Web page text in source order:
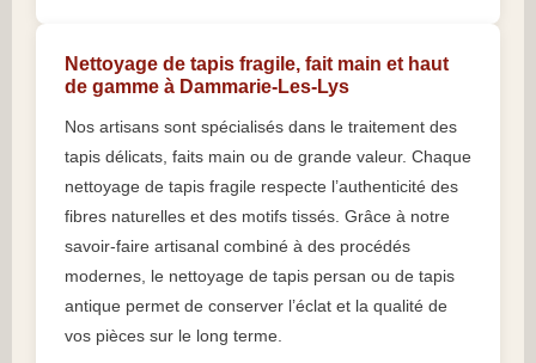
Nettoyage de tapis fragile, fait main et haut
de gamme à Dammarie-Les-Lys
Nos artisans sont spécialisés dans le traitement des
tapis délicats, faits main ou de grande valeur. Chaque
nettoyage de tapis fragile respecte l’authenticité des
fibres naturelles et des motifs tissés. Grâce à notre
savoir-faire artisanal combiné à des procédés
modernes, le nettoyage de tapis persan ou de tapis
antique permet de conserver l’éclat et la qualité de
vos pièces sur le long terme.